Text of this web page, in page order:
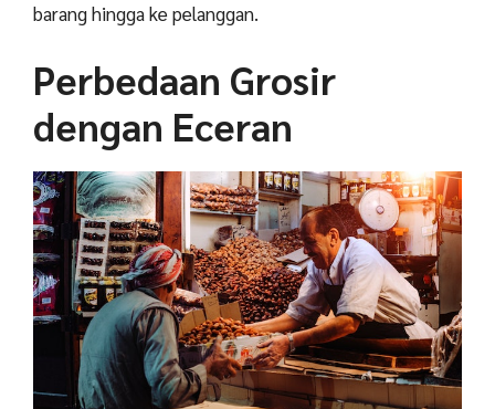
barang hingga ke pelanggan.
Perbedaan Grosir
dengan Eceran